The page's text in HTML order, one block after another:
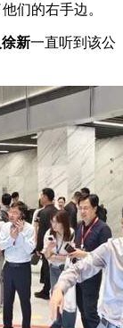
们的右手边。
新一直听到该公